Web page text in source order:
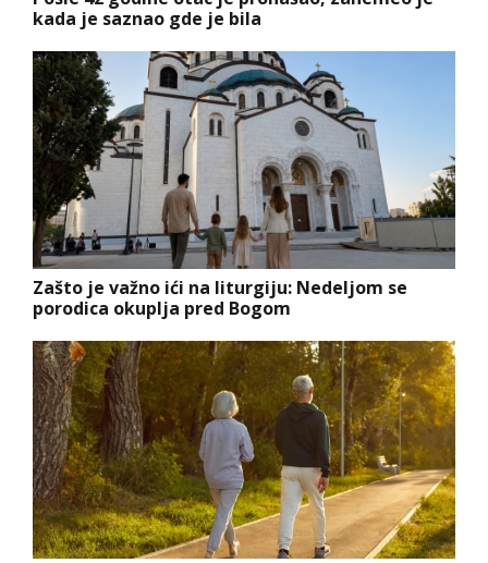
kada je saznao gde je bila
Zašto je važno ići na liturgiju: Nedeljom se
porodica okuplja pred Bogom